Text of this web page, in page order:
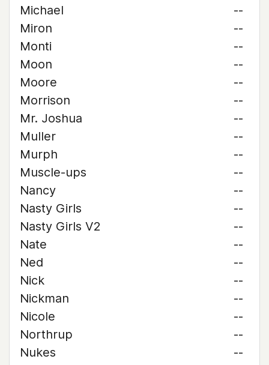
Michael
--
Miron
--
Monti
--
Moon
--
Moore
--
Morrison
--
Mr. Joshua
--
Muller
--
Murph
--
Muscle-ups
--
Nancy
--
Nasty Girls
--
Nasty Girls V2
--
Nate
--
Ned
--
Nick
--
Nickman
--
Nicole
--
Northrup
--
Nukes
--